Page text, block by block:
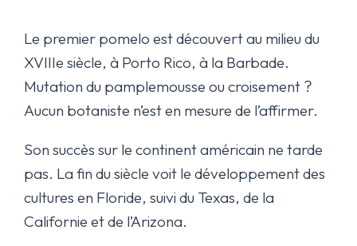
Le premier pomelo est découvert au milieu du
XVIIIe siècle, à Porto Rico, à la Barbade.
Mutation du pamplemousse ou croisement ?
Aucun botaniste n’est en mesure de l’affirmer.
Son succès sur le continent américain ne tarde
pas. La fin du siècle voit le développement des
cultures en Floride, suivi du Texas, de la
Californie et de l’Arizona.